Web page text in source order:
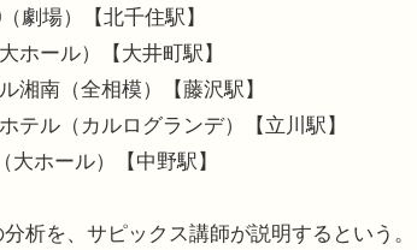
劇場）【北千住駅】
ホール）【大井町駅】
湘南（全相模）【藤沢駅】
テル（カルログランデ）【立川駅】
大ホール）【中野駅】
析を、サピックス講師が説明するという。